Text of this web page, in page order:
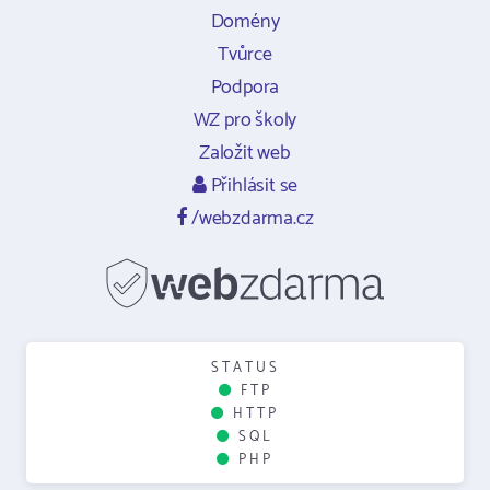
Domény
Tvůrce
Podpora
WZ pro školy
Založit web
Přihlásit se
/webzdarma.cz
STATUS
FTP
HTTP
SQL
PHP